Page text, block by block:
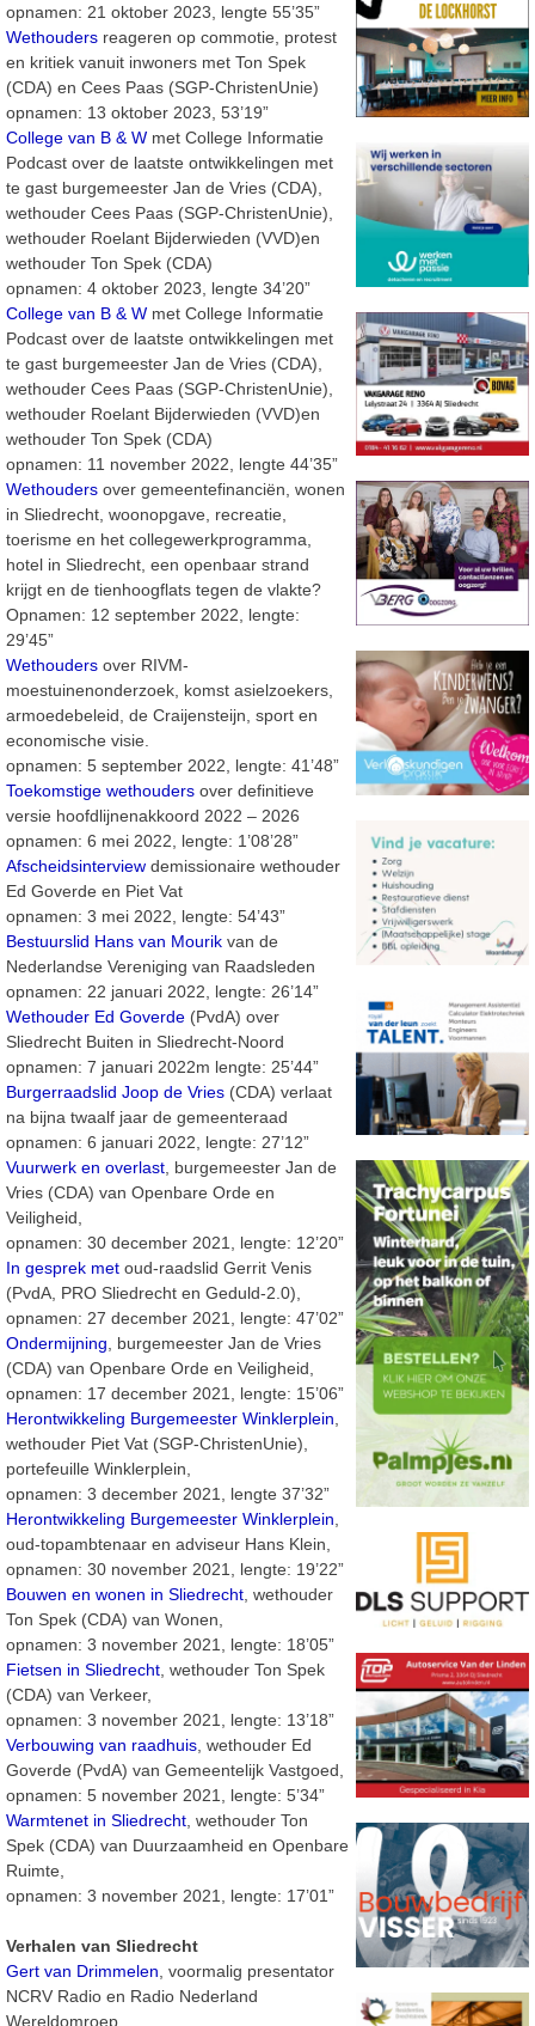
opnamen: 21 oktober 2023, lengte 55’35”
Wethouders reageren op commotie, protest
en kritiek vanuit inwoners met Ton Spek
(CDA) en Cees Paas (SGP-ChristenUnie)
opnamen: 13 oktober 2023, 53’19”
College van B & W met College Informatie
Podcast over de laatste ontwikkelingen met
te gast burgemeester Jan de Vries (CDA),
wethouder Cees Paas (SGP-ChristenUnie),
wethouder Roelant Bijderwieden (VVD)en
wethouder Ton Spek (CDA)
opnamen: 4 oktober 2023, lengte 34’20”
College van B & W met College Informatie
Podcast over de laatste ontwikkelingen met
te gast burgemeester Jan de Vries (CDA),
wethouder Cees Paas (SGP-ChristenUnie),
wethouder Roelant Bijderwieden (VVD)en
wethouder Ton Spek (CDA)
opnamen: 11 november 2022, lengte 44’35”
Wethouders over gemeentefinanciën, wonen
in Sliedrecht, woonopgave, recreatie,
toerisme en het collegewerkprogramma,
hotel in Sliedrecht, een openbaar strand
krijgt en de tienhoogflats tegen de vlakte?
Opnamen: 12 september 2022, lengte:
29’45”
Wethouders over RIVM-
moestuinenonderzoek, komst asielzoekers,
armoedebeleid, de Craijensteijn, sport en
economische visie.
opnamen: 5 september 2022, lengte: 41’48”
Toekomstige wethouders over definitieve
versie hoofdlijnenakkoord 2022 – 2026
opnamen: 6 mei 2022, lengte: 1’08’28”
Afscheidsinterview demissionaire wethouder
Ed Goverde en Piet Vat
opnamen: 3 mei 2022, lengte: 54’43”
Bestuurslid Hans van Mourik van de
Nederlandse Vereniging van Raadsleden
opnamen: 22 januari 2022, lengte: 26’14”
Wethouder Ed Goverde (PvdA) over
Sliedrecht Buiten in Sliedrecht-Noord
opnamen: 7 januari 2022m lengte: 25’44”
Burgerraadslid Joop de Vries (CDA) verlaat
na bijna twaalf jaar de gemeenteraad
opnamen: 6 januari 2022, lengte: 27’12”
Vuurwerk en overlast , burgemeester Jan de
Vries (CDA) van Openbare Orde en
Veiligheid,
opnamen: 30 december 2021, lengte: 12’20”
In gesprek met oud-raadslid Gerrit Venis
(PvdA, PRO Sliedrecht en Geduld-2.0),
opnamen: 27 december 2021, lengte: 47’02”
Ondermijning , burgemeester Jan de Vries
(CDA) van Openbare Orde en Veiligheid,
opnamen: 17 december 2021, lengte: 15’06”
Herontwikkeling Burgemeester Winklerplein
wethouder Piet Vat (SGP-ChristenUnie),
portefeuille Winklerplein,
opnamen: 3 december 2021, lengte 37’32”
Herontwikkeling Burgemeester Winklerplein
oud-topambtenaar en adviseur Hans Klein,
opnamen: 30 november 2021, lengte: 19’22”
Bouwen en wonen in Sliedrecht , wethouder
Ton Spek (CDA) van Wonen,
opnamen: 3 november 2021, lengte: 18’05”
Fietsen in Sliedrecht , wethouder Ton Spek
(CDA) van Verkeer,
opnamen: 3 november 2021, lengte: 13’18”
Verbouwing van raadhuis , wethouder Ed
Goverde (PvdA) van Gemeentelijk Vastgoed,
opnamen: 5 november 2021, lengte: 5’34”
Warmtenet in Sliedrecht , wethouder Ton
Spek (CDA) van Duurzaamheid en Openbare
Ruimte,
opnamen: 3 november 2021, lengte: 17’01”
Verhalen van Sliedrecht
Gert van Drimmelen , voormalig presentator
NCRV Radio en Radio Nederland
Wereldomroep